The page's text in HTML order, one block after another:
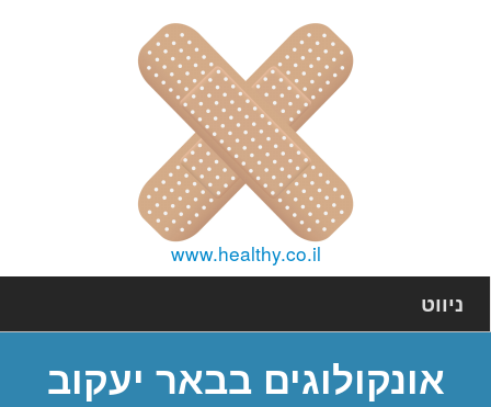
www.healthy.co.il
ניווט
אונקולוגים בבאר יעקוב